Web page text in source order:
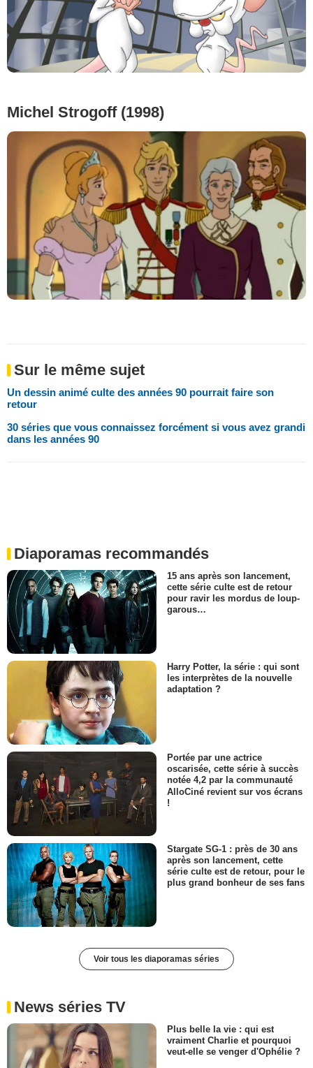
Michel Strogoff (1998)
Sur le même sujet
Un dessin animé culte des années 90 pourrait faire son
retour
30 séries que vous connaissez forcément si vous avez grandi
dans les années 90
Diaporamas recommandés
15 ans après son lancement,
cette série culte est de retour
pour ravir les mordus de loup-
garous…
Harry Potter, la série : qui sont
les interprètes de la nouvelle
adaptation ?
Portée par une actrice
oscarisée, cette série à succès
notée 4,2 par la communauté
AlloCiné revient sur vos écrans
!
Stargate SG-1 : près de 30 ans
après son lancement, cette
série culte est de retour, pour le
plus grand bonheur de ses fans
Voir tous les diaporamas séries
News séries TV
Plus belle la vie : qui est
vraiment Charlie et pourquoi
veut-elle se venger d'Ophélie ?